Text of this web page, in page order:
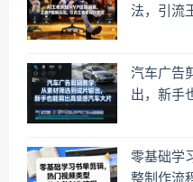
法，引流
汽车广告
出，新手
零基础学
整制作流